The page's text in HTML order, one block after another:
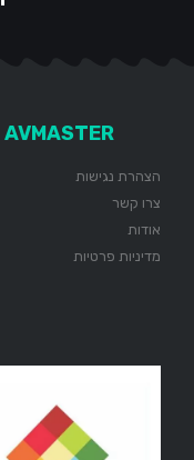
AVMASTER
הצהרת נגישות
צרו קשר
אודות
מדיניות פרטיות